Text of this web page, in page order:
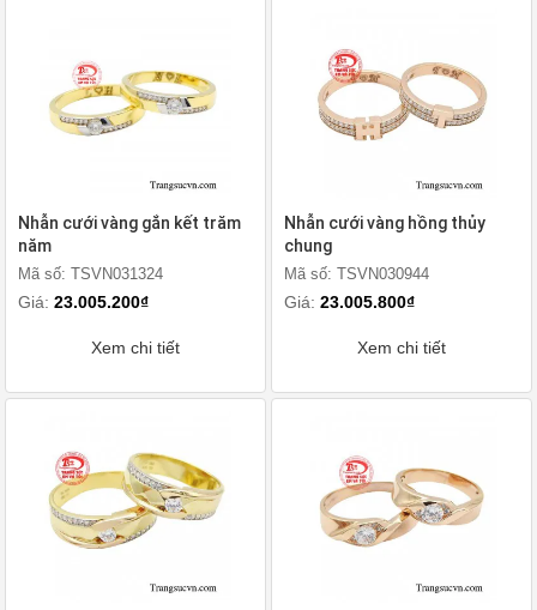
Nhẫn cưới vàng gắn kết trăm
năm
Mã số: TSVN031324
Giá: 23.005.200₫
Xem chi tiết
Nhẫn cưới vàng hồng thủy
chung
Mã số: TSVN030944
Giá: 23.005.800₫
Xem chi tiết